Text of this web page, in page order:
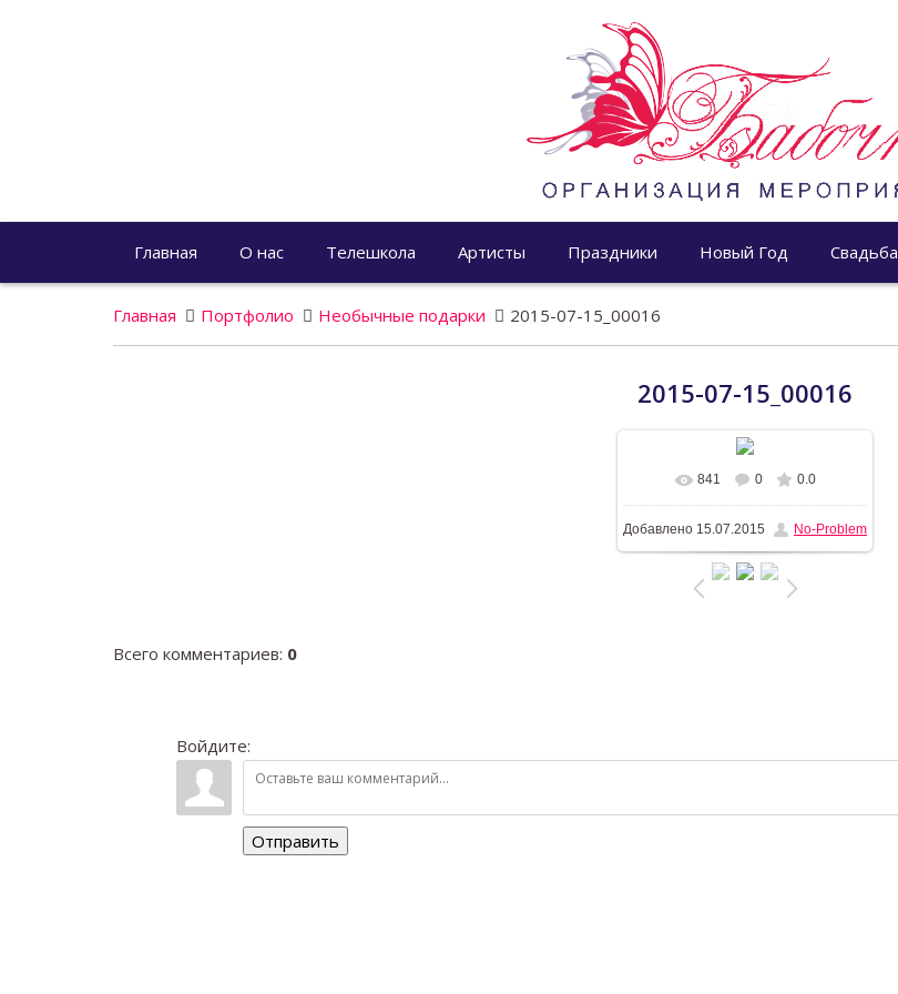
Главная О нас Телешкола Артисты Праздники Новый Год Свадьба
Главная Портфолио Необычные подарки 2015-07-15_00016
2015-07-15_00016
В реальном размере 1196x768
276.9Kb
841 0 0.0
Добавлено 15.07.2015 No-Problem
Всего комментариев: 0
Войдите:
Отправить